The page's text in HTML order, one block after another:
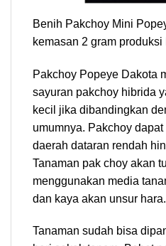
Benih Pakchoy Mini
kemasan 2 gram
Pakchoy Popeye Dakota
sayuran pakchoy hibrida
kecil jika dibandingkan
umumnya. Pakchoy
daerah dataran rendah
Tanaman pak choy akan
menggunakan media
dan kaya akan unsur hara.
Tanaman sudah bisa